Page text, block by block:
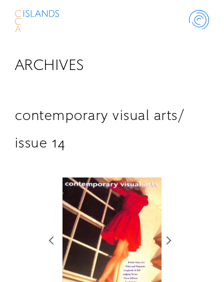
ABOUT
SCHOLARSHIP
RETRACE
コンサート
出演者
ARCHIVES
contemporary visual arts/
issue 14